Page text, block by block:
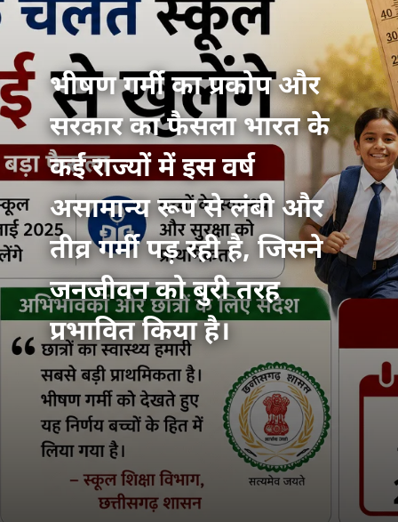
भीषण गर्मी का प्रकोप और
सरकार का फैसला भारत के
कई राज्यों में इस वर्ष
असामान्य रूप से लंबी और
तीव्र गर्मी पड़ रही है, जिसने
जनजीवन को बुरी तरह
प्रभावित किया है।